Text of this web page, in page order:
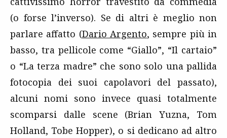
(o forse l’inverso). Se di altri è meglio non
parlare affatto (Dario Argento, sempre più in
basso, tra pellicole come “Giallo”, “Il cartaio”
o “La terza madre” che sono solo una pallida
fotocopia dei suoi capolavori del passato),
alcuni nomi sono invece quasi totalmente
scomparsi dalle scene (Brian Yuzna, Tom
Holland, Tobe Hopper), o si dedicano ad altro